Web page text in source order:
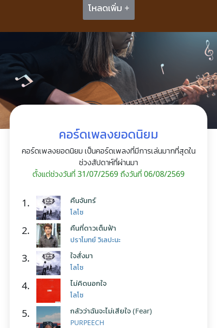
โหลดเพิ่ม +
คอร์ดเพลงยอดนิยม
คอร์ดเพลงยอดนิยม เป็นคอร์ดเพลงที่มีการเล่นมากที่สุดใน
ช่วงสัปดาห์ที่ผ่านมา
ตั้งแต่ช่วงวันที่ 31/07/2569 ถึงวันที่ 06/08/2569
1. คืนจันทร์
โลโซ
2. คืนที่ดาวเต็มฟ้า
ปราโมทย์ วิเลปะนะ
3. ใจสั่งมา
โลโซ
4. ไม่คิดนอกใจ
โลโซ
5. กลัวว่าฉันจะไม่เสียใจ (Fear)
PURPEECH